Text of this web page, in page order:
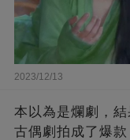
2023/12/13
本以為是爛劇，
古偶劇拍成了爆款